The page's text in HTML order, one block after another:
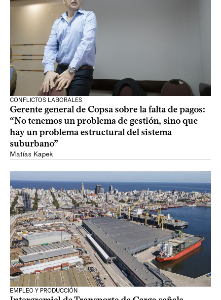
CONFLICTOS LABORALES
Gerente general de Copsa sobre la falta de pagos:
“No tenemos un problema de gestión, sino que
hay un problema estructural del sistema
suburbano”
Matías Kapek
EMPLEO Y PRODUCCIÓN